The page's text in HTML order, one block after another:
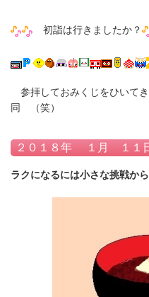
初詣は行きましたか？
参拝しておみくじをひいて
同 （笑）
２０１８年 １月 １１
ラクになるには小さな挑戦から